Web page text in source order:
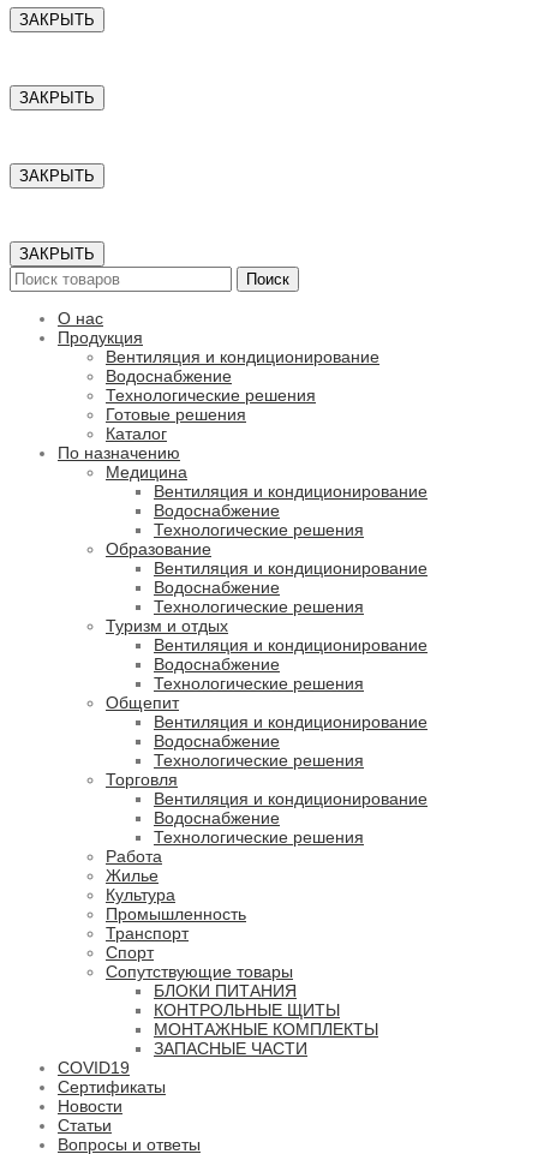
ЗАКРЫТЬ
ЗАКРЫТЬ
ЗАКРЫТЬ
ЗАКРЫТЬ
Поиск
О нас
Продукция
Вентиляция и кондиционирование
Водоснабжение
Технологические решения
Готовые решения
Каталог
По назначению
Медицина
Вентиляция и кондиционирование
Водоснабжение
Технологические решения
Образование
Вентиляция и кондиционирование
Водоснабжение
Технологические решения
Туризм и отдых
Вентиляция и кондиционирование
Водоснабжение
Технологические решения
Общепит
Вентиляция и кондиционирование
Водоснабжение
Технологические решения
Торговля
Вентиляция и кондиционирование
Водоснабжение
Технологические решения
Работа
Жилье
Культура
Промышленность
Транспорт
Спорт
Сопутствующие товары
БЛОКИ ПИТАНИЯ
КОНТРОЛЬНЫЕ ЩИТЫ
МОНТАЖНЫЕ КОМПЛЕКТЫ
ЗАПАСНЫЕ ЧАСТИ
COVID19
Сертификаты
Новости
Статьи
Вопросы и ответы